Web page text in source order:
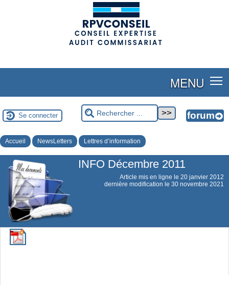
MENU
Se connecter
Accueil NewsLetters Lettres d’information
INFO Décembre 2011
Article mis en ligne le 20 janvier 2012
dernière modification le 30 novembre 2021